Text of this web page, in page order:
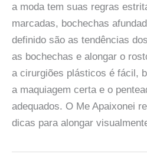
a moda tem suas regras
marcadas, bochechas
definido são as tendências
as bochechas e alongar o
a cirurgiões plásticos é fácil,
a maquiagem certa e o
adequados. O Me Apaixonei
dicas para alongar